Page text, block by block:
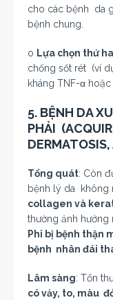
cho các bệnh da
bệnh chung.
o Lựa chọn thứ
chống sốt rét (ví
kháng TNF-α
5. BỆNH DA
PHẢI
DERMATOSIS,
Tổng quát: Còn
bệnh lý da không
collagen và
thường ảnh hưởng
Phi bị bệnh thận
bệnh nhân đái
Lâm sàng: Tổn
có vảy, to, màu